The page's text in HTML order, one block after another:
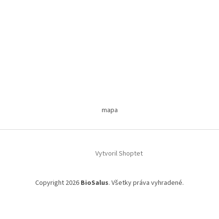
mapa
Vytvoril Shoptet
Copyright 2026 BioSalus. Všetky práva vyhradené.